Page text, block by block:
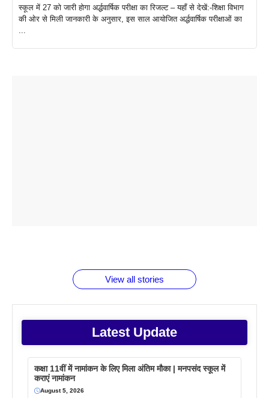
स्कूल में 27 को जारी होगा अर्द्धवार्षिक परीक्षा का रिजल्ट – यहाँ से देखें:-शिक्षा विभाग
की ओर से मिली जानकारी के अनुसार, इस साल आयोजित अर्द्धवार्षिक परीक्षाओं का
...
View all stories
Latest Update
कक्षा 11वीं में नामांकन के लिए मिला अंतिम मौका | मनपसंद स्कूल में
कराएं नामांकन
August 5, 2026